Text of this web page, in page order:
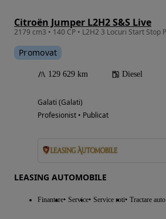
Citroën Jumper L2H2 S&S Live
Promovat
129 629 km Diesel
Galati (Galati)
Profesionist • Publicat
LEASING AUTOMOBILE
Finantare Service Service roti Tractare auto